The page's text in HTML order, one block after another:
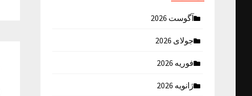
آگوست 2026
جولای 2026
فوریه 2026
ژانویه 2026